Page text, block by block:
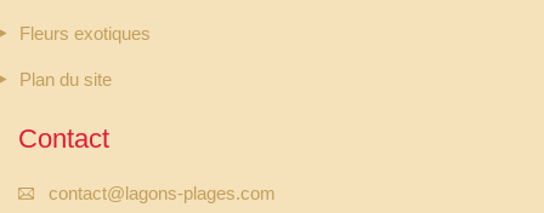
Fleurs exotiques
Plan du site
Contact
contact@lagons-plages.com